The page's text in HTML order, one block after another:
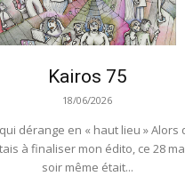
Kairos 75
18/06/2026
dérange en « haut lieu » Alors
à finaliser mon édito, ce 28
soir même était...